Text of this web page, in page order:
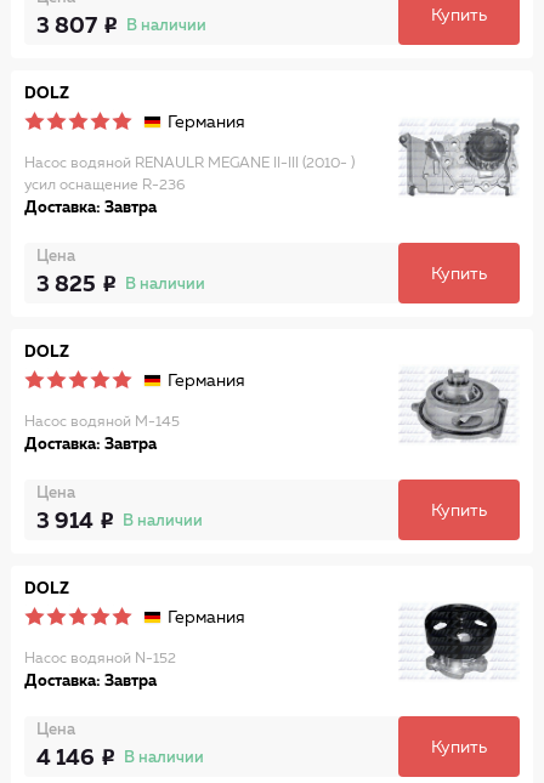
3 807 В наличии
Купить
DOLZ
Германия
Насос водяной RENAULR MEGANE II-III (2010- )
усил оснащение R-236
Доставка: Завтра
Цена
3 825 В наличии
Купить
DOLZ
Германия
Насос водяной M-145
Доставка: Завтра
Цена
3 914 В наличии
Купить
DOLZ
Германия
Насос водяной N-152
Доставка: Завтра
Цена
4 146 В наличии
Купить